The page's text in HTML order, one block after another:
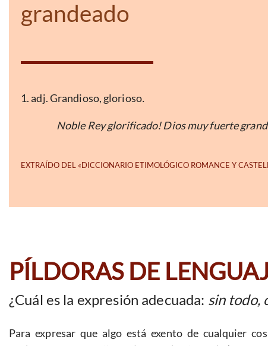
grandeado
1. adj. Grandioso, glorioso.
Noble Rey glorificado! Dios muy fuerte
PÍLDORAS DE
¿Cuál es la expresión adecuada: sin todo,
Para expresar que algo está exento de cualquier